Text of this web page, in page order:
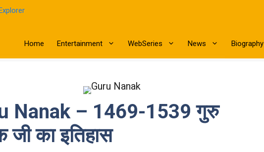
Home Entertainment WebSeries News Biography
Nanak – 1469-1539 गुरु
जी का इतिहास